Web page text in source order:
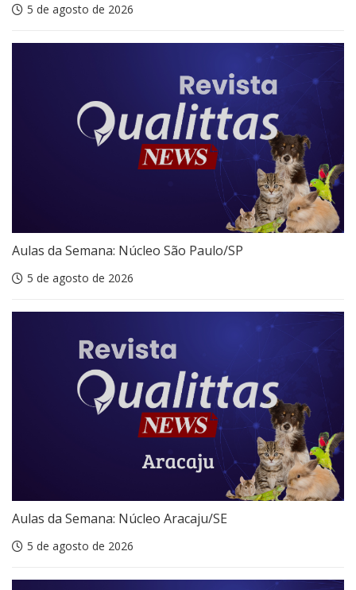
5 de agosto de 2026
Aulas da Semana: Núcleo São Paulo/SP
5 de agosto de 2026
Aulas da Semana: Núcleo Aracaju/SE
5 de agosto de 2026